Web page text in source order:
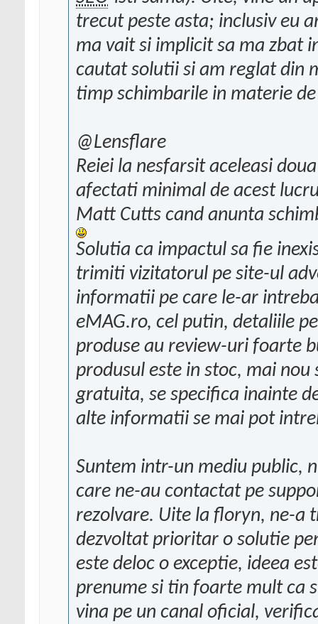
trecut peste asta; inclusiv eu
ma vait si implicit sa ma zbat
cautat solutii si am reglat din
timp schimbarile in materie
@Lensflare
Reiei la nesfarsit aceleasi
afectati minimal de acest
Matt Cutts cand anunta
Solutia ca impactul sa fie
trimiti vizitatorul pe site-ul
informatii pe care le-ar
eMAG.ro, cel putin, detaliile
produse au review-uri foarte
produsul este in stoc, mai nou
gratuita, se specifica inainte
alte informatii se mai pot
Suntem intr-un mediu public,
care ne-au contactat pe
rezolvare. Uite la floryn, ne-a
dezvoltat prioritar o solutie
este deloc o exceptie, ideea
prenume si tin foarte mult ca
vina pe un canal oficial,